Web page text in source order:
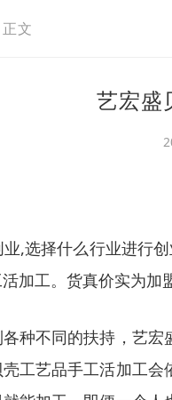
正文
艺宏盛
,选择什么行业进行
加工。货真价实为加
种不同的扶持，艺
工艺品手工活加工